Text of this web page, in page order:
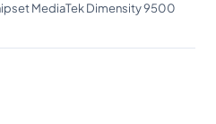
MediaTek Dimensity 9500